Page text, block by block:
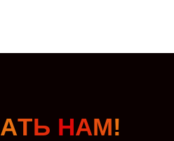
АТЬ НАМ!